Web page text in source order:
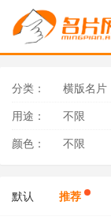
分类： 横版名片
用途： 不限
颜色： 不限
默认 推荐